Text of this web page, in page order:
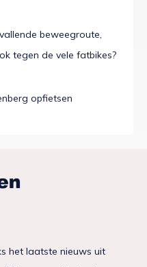
beweegroute,
tegen de vele fatbikes?
opfietsen
het laatste nieuws uit